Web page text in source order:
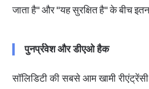
जाता है" और "यह सुरक्षित है" के बीच
पुनर्प्रवेश और डीएओ हैक
सॉलिडिटी की सबसे आम खामी